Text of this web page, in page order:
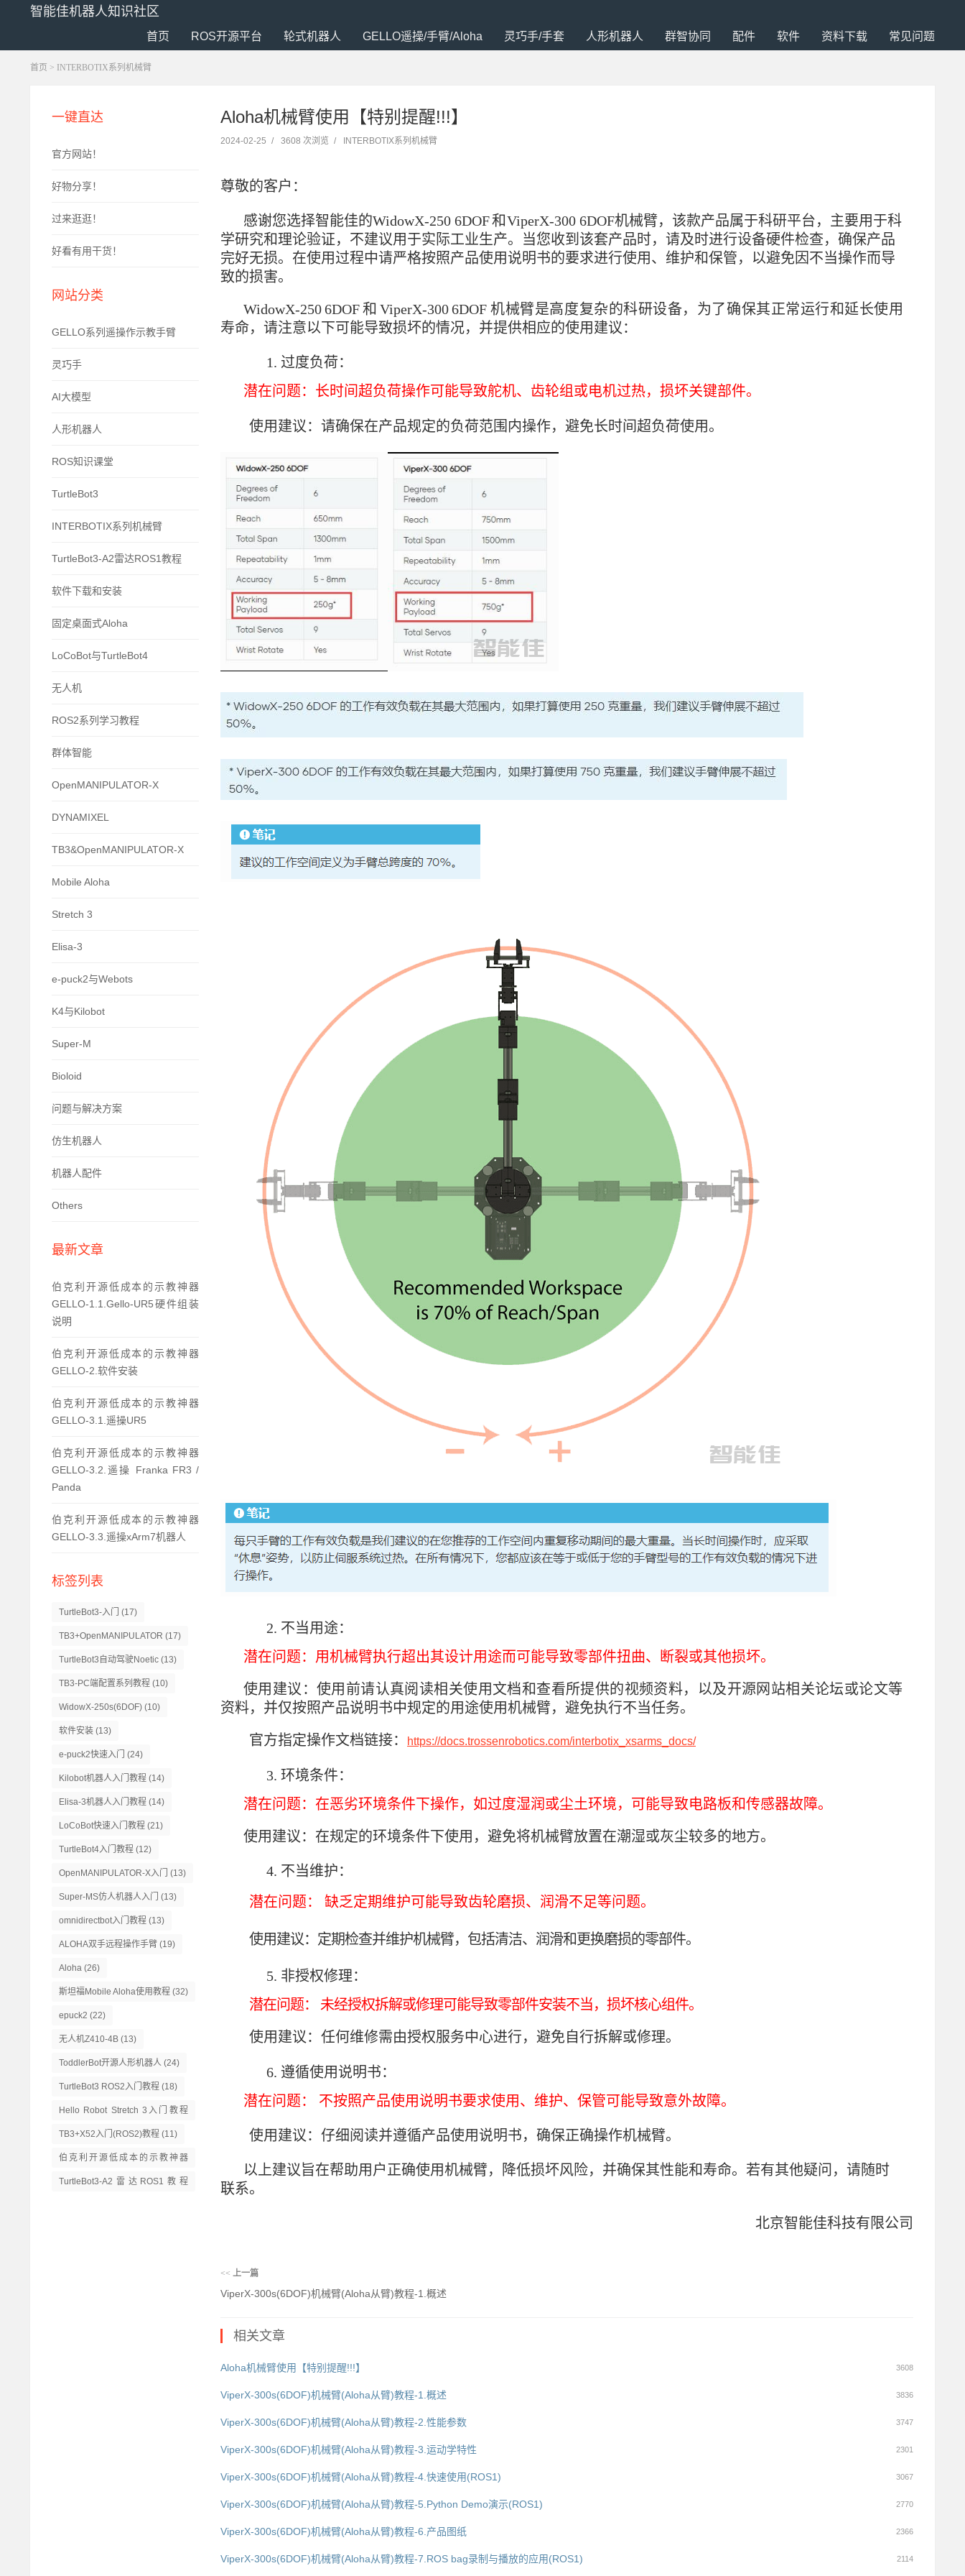
智能佳机器人知识社区
首页 ROS开源平台 轮式机器人 GELLO遥操/手臂/Aloha 灵巧手/手套 人形机器人 群智协同 配件 软件 资料下载 常见问题
首页 > INTERBOTIX系列机械臂
一键直达
官方网站！
好物分享！
过来逛逛！
好看有用干货！
网站分类
GELLO系列遥操作示教手臂
灵巧手
AI大模型
人形机器人
ROS知识课堂
TurtleBot3
INTERBOTIX系列机械臂
TurtleBot3-A2雷达ROS1教程
软件下载和安装
固定桌面式Aloha
LoCoBot与TurtleBot4
无人机
ROS2系列学习教程
群体智能
OpenMANIPULATOR-X
DYNAMIXEL
TB3&OpenMANIPULATOR-X
Mobile Aloha
Stretch 3
Elisa-3
e-puck2与Webots
K4与Kilobot
Super-M
Bioloid
问题与解决方案
仿生机器人
机器人配件
Others
最新文章
伯克利开源低成本的示教神器
GELLO-1.1.Gello-UR5硬件组装
说明
伯克利开源低成本的示教神器
GELLO-2.软件安装
伯克利开源低成本的示教神器
GELLO-3.1.遥操UR5
伯克利开源低成本的示教神器
GELLO-3.2.遥操 Franka FR3 /
Panda
伯克利开源低成本的示教神器
GELLO-3.3.遥操xArm7机器人
标签列表
TurtleBot3-入门 (17)
TB3+OpenMANIPULATOR (17)
TurtleBot3自动驾驶Noetic (13)
TB3-PC端配置系列教程 (10)
WidowX-250s(6DOF) (10)
软件安装 (13)
e-puck2快速入门 (24)
Kilobot机器人入门教程 (14)
Elisa-3机器人入门教程 (14)
LoCoBot快速入门教程 (21)
TurtleBot4入门教程 (12)
OpenMANIPULATOR-X入门 (13)
Super-MS仿人机器人入门 (13)
omnidirectbot入门教程 (13)
ALOHA双手远程操作手臂 (19)
Aloha (26)
斯坦福Mobile Aloha使用教程 (32)
epuck2 (22)
无人机Z410-4B (13)
ToddlerBot开源人形机器人 (24)
TurtleBot3 ROS2入门教程 (18)
Hello Robot Stretch 3入门教程
(14)
TB3+X52入门(ROS2)教程 (11)
伯克利开源低成本的示教神器
GELLO(13)
TurtleBot3-A2雷达ROS1教程
Aloha机械臂使用【特别提醒!!!】
2024-02-25 / 3608 次浏览 / INTERBOTIX系列机械臂
尊敬的客户：
感谢您选择智能佳的WidowX-250 6DOF和ViperX-300 6DOF机械臂，该款产品属于科研平台，主要用于科
学研究和理论验证，不建议用于实际工业生产。当您收到该套产品时，请及时进行设备硬件检查，确保产品
完好无损。在使用过程中请严格按照产品使用说明书的要求进行使用、维护和保管，以避免因不当操作而导
致的损害。
WidowX-2506DOF 和 ViperX-3006DOF 机械臂是高度复杂的科研设备，为了确保其正常运行和延长使用
寿命，请注意以下可能导致损坏的情况，并提供相应的使用建议：
1. 过度负荷：
潜在问题：长时间超负荷操作可能导致舵机、齿轮组或电机过热，损坏关键部件。
使用建议：请确保在产品规定的负荷范围内操作，避免长时间超负荷使用。
2. 不当用途：
潜在问题：用机械臂执行超出其设计用途而可能导致零部件扭曲、断裂或其他损坏。
使用建议：使用前请认真阅读相关使用文档和查看所提供的视频资料，以及开源网站相关论坛或论文等
资料，并仅按照产品说明书中规定的用途使用机械臂，避免执行不当任务。
官方指定操作文档链接： https://docs.trossenrobotics.com/interbotix_xsarms_docs/
3. 环境条件：
潜在问题：在恶劣环境条件下操作，如过度湿润或尘土环境，可能导致电路板和传感器故障。
使用建议：在规定的环境条件下使用，避免将机械臂放置在潮湿或灰尘较多的地方。
4. 不当维护：
潜在问题： 缺乏定期维护可能导致齿轮磨损、润滑不足等问题。
使用建议：定期检查并维护机械臂，包括清洁、润滑和更换磨损的零部件。
5. 非授权修理：
潜在问题：
未经授权拆解或修理可能导致零部件安装不当，损坏核心组件。
使用建议： 任何维修需由授权服务中心进行，避免自行拆解或修理。
6. 遵循使用说明书：
潜在问题：
不按照产品使用说明书要求使用、维护、保管可能导致意外故障。
使用建议：仔细阅读并遵循产品使用说明书，确保正确操作机械臂。
以上建议旨在帮助用户正确使用机械臂，降低损坏风险，并确保其性能和寿命。若有其他疑问，请随时
联系。
北京智能佳科技有限公司
<< 上一篇
ViperX-300s(6DOF)机械臂(Aloha从臂)教程-1.概述
相关文章
3608
Aloha机械臂使用【特别提醒!!!】
3836
ViperX-300s(6DOF)机械臂(Aloha从臂)教程-1.概述
3747
ViperX-300s(6DOF)机械臂(Aloha从臂)教程-2.性能参数
2301
ViperX-300s(6DOF)机械臂(Aloha从臂)教程-3.运动学特性
3067
ViperX-300s(6DOF)机械臂(Aloha从臂)教程-4.快速使用(ROS1)
2770
ViperX-300s(6DOF)机械臂(Aloha从臂)教程-5.Python Demo演示(ROS1)
2366
ViperX-300s(6DOF)机械臂(Aloha从臂)教程-6.产品图纸
2114
ViperX-300s(6DOF)机械臂(Aloha从臂)教程-7.ROS bag录制与播放的应用(ROS1)